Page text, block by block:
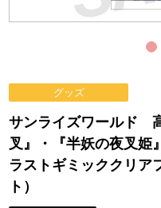
グッズ
サンライズワールド
叉』・『半妖の夜叉姫
ラストギミッククリア
ト）